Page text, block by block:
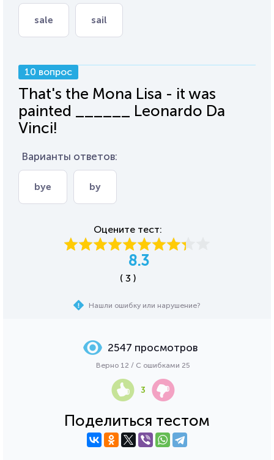
sale sail
10 вопрос
That's the Mona Lisa - it was
painted ______ Leonardo Da
Vinci!
Варианты ответов:
bye by
Оцените тест:
8.3
( 3 )
Нашли ошибку или нарушение?
Поделиться тестом
2547 просмотров
Верно 12 / С ошибками 25
3